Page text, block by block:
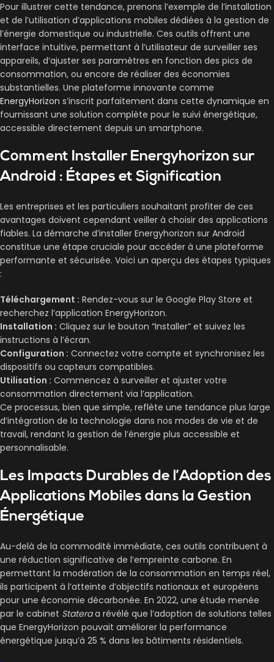
Pour illustrer cette tendance, prenons l’exemple de l’installation
et de l’utilisation d’applications mobiles dédiées à la gestion de
l’énergie domestique ou industrielle. Ces outils offrent une
interface intuitive, permettant à l’utilisateur de surveiller ses
appareils, d’ajuster ses paramètres en fonction des pics de
consommation, ou encore de réaliser des économies
substantielles. Une plateforme innovante comme
EnergyHorizon s’inscrit parfaitement dans cette dynamique en
fournissant une solution complète pour le suivi énergétique,
accessible directement depuis un smartphone.
Comment Installer Energyhorizon sur
Android : Étapes et Signification
Les entreprises et les particuliers souhaitant profiter de ces
avantages doivent cependant veiller à choisir des applications
fiables. La démarche d’installer Energyhorizon sur Android
constitue une étape cruciale pour accéder à une plateforme
performante et sécurisée. Voici un aperçu des étapes typiques
:
Téléchargement : Rendez-vous sur le Google Play Store et
recherchez l’application EnergyHorizon.
Installation : Cliquez sur le bouton “Installer” et suivez les
instructions à l’écran.
Configuration : Connectez votre compte et synchronisez les
dispositifs ou capteurs compatibles.
Utilisation : Commencez à surveiller et ajuster votre
consommation directement via l’application.
Ce processus, bien que simple, reflète une tendance plus large
d’intégration de la technologie dans nos modes de vie et de
travail, rendant la gestion de l’énergie plus accessible et
personnalisable.
Les Impacts Durables de l’Adoption des
Applications Mobiles dans la Gestion
Énergétique
Au-delà de la commodité immédiate, ces outils contribuent à
une réduction significative de l’empreinte carbone. En
permettant la modération de la consommation en temps réel,
ils participent à l’atteinte d’objectifs nationaux et européens
pour une économie décarbonée. En 2022, une étude menée
par le cabinet Stateraa révélé que l’adoption de solutions telles
que EnergyHorizon pouvait améliorer la performance
énergétique jusqu’à 25 % dans les bâtiments résidentiels.